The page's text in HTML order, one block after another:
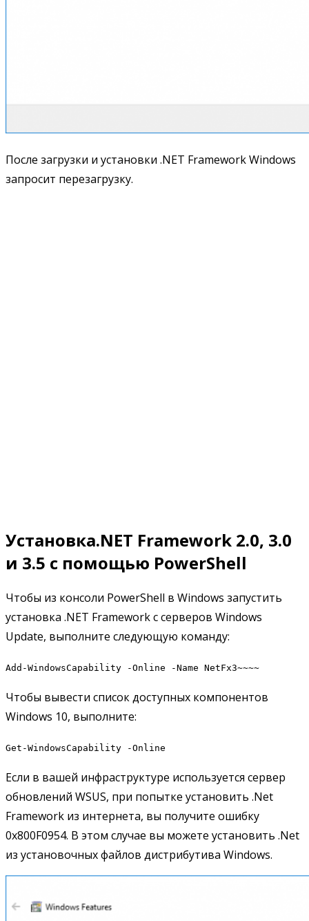
После загрузки и установки .NET Framework Windows
запросит перезагрузку.
Установка.NET Framework 2.0, 3.0
и 3.5 с помощью PowerShell
Чтобы из консоли PowerShell в Windows запустить
установка .NET Framework с серверов Windows
Update, выполните следующую команду:
Add-WindowsCapability -Online -Name NetFx3~~~~
Чтобы вывести список доступных компонентов
Windows 10, выполните:
Get-WindowsCapability -Online
Если в вашей инфраструктуре используется сервер
обновлений WSUS, при попытке установить .Net
Framework из интернета, вы получите ошибку
0x800F0954. В этом случае вы можете установить .Net
из установочных файлов дистрибутива Windows.